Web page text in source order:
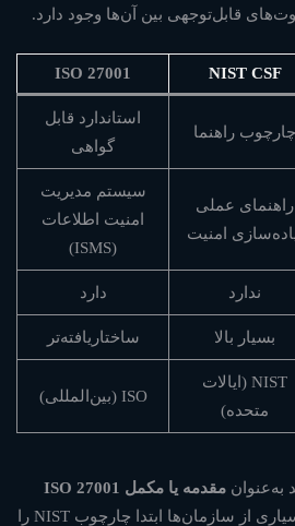
قابل‌توجهی بین آن‌ها وجود دارد.
NIST CSF
ISO 27001
چارچوب راهنما
استاندارد قابل
گواهی
راهنمای عملی
امنیت
سیستم مدیریت
امنیت اطلاعات
(ISMS)
ندارد دارد
بسیار بالا ساختاریافته‌تر
NIST (ایالات
متحده)
ISO (بین‌المللی)
مقدمه یا مکمل ISO 27001
مورد استفاده قرار گیرد. بسیاری از سازمان‌ها ابتدا چارچوب NIST را